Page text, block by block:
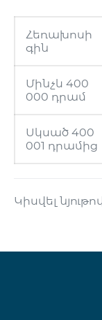
Հեռախոսի
գին
Մինչև 400
000 դրամ
Սկսած 400
001 դրամից
Կիսվել